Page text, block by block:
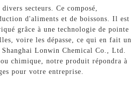
secteurs. Ce composé,
d'aliments et de boissons. Il est
grâce à une technologie de pointe
voire les dépasse, ce qui en fait un
Lonwin Chemical Co., Ltd.
chimique, notre produit répondra à
pour votre entreprise.